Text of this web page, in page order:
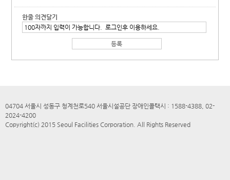
한줄 의견달기
04704 서울시 성동구 청계천로540 서울시설공단 장애인콜택시 : 1588-4388, 02-
2024-4200
Copyright(c) 2015 Seoul Facilities Corporation. All Rights Reserved